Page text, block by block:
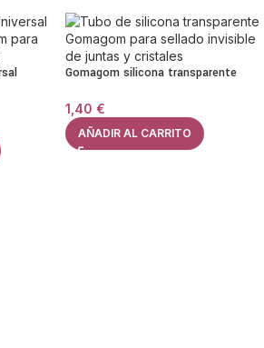
Gomagom silicona transparente
1,40 €
AÑADIR AL CARRITO